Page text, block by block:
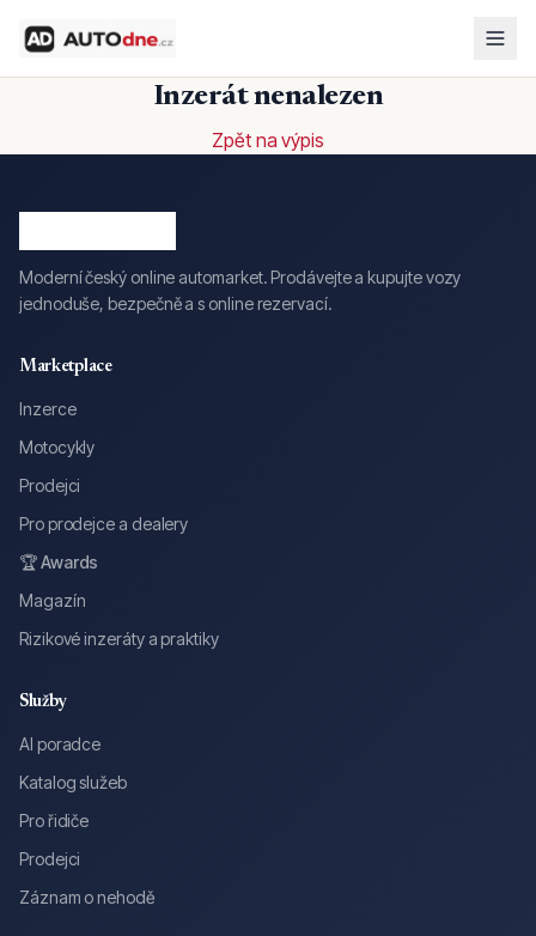
Inzerát nenalezen
Zpět na výpis
Moderní český online automarket. Prodávejte a kupujte vozy
jednoduše, bezpečně a s online rezervací.
Marketplace
Inzerce
Motocykly
Prodejci
Pro prodejce a dealery
🏆 Awards
Magazín
Rizikové inzeráty a praktiky
Služby
AI poradce
Katalog služeb
Pro řidiče
Prodejci
Záznam o nehodě